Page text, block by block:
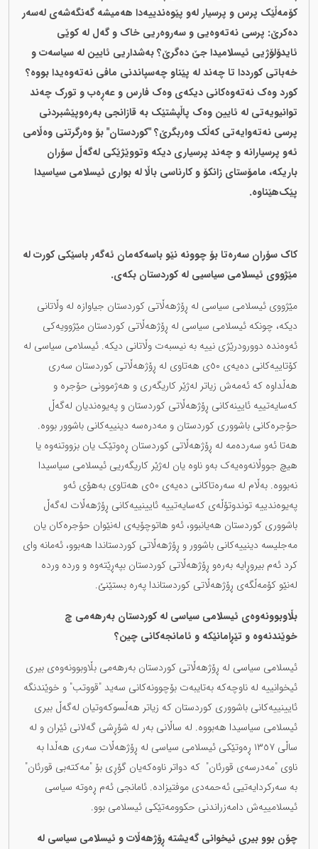
کۆمەڵێک پرس و پرسیار لەو پێوەندییەدا هەمیشە گەنگەشەی لەسەر
دەکرێ: پرسی نەتەوەیی و سەروەریی خاک و گەل لە کوێی
ئایدۆلۆژیی ئیسلامیدا جێ دەگرێ؟ بەشداریی ئایین لە سیاسەت و
خەباتی کورددا تا چەند لە پێناو چەسپاندنی مافی نەتەوەیدا بووە؟
کورد وەک نەتەوەکانی دیکەی وەک فارس و عەڕەب و تورک چەند
توانیویەتی لە ئایین وەک پاڵپشتێک بە قازانجی بەرەوپێشبردنی
پرسی نەتەوایەتی کەڵک وەربگرێ؟ "کوردستان" بۆ وەرگرتنی وەڵامی
ئەو پرسیارانە و چەند پرسیاری دیکە وتووێژێکی لەگەڵ سۆران
باریکە، مامۆستای زانکۆ و کارناسی باڵا لە بواری ئیسلامی سیاسیدا
پێک‌هێناوە.
کاک سۆران سەرەتا بۆ چوونە نێو باسەکەمان ئەگەر باسێکی کورت لە
مێژووی ئیسلامی سیاسیی لە کوردستان بکەی.
مێژووی ئیسلامی سیاسی لە ڕۆژهەڵاتی کوردستان جیاوازە لە وڵاتانی
دیکە، چونکە ئیسلامی سیاسی لە ڕۆژهەڵاتی کوردستان مێژوویەکی
ئەوەندە دوورودرێژی نییە بە نیسبەت وڵاتانی دیکە. ئیسلامی سیاسی لە
کۆتاییەکانی دەیەی ٥٠ی هەتاوی لە ڕۆژهەڵاتی کوردستان سەری
هەڵداوە کە ئەمەش زیاتر لەژێر کاریگەری و هەژموونی حۆجرە و
کەسایەتییە ئایینەکانی ڕۆژهەڵاتی کوردستان و پەیوەندیان لەگەڵ
حۆجرەکانی باشووری کوردستان و مەدرەسە دینییەکانی باشوور بووە.
هەتا ئەو سەردەمە لە ڕۆژهەڵاتی کوردستان ڕەوتێک یان بزووتنەوە یا
هیچ جووڵانەوەیەک بەو ناوە یان لەژێر کاریگەریی ئیسلامی سیاسیدا
نەبووە. بەڵام لە سەرەتاکانی دەیەی ٥٠ی هەتاوی بەهۆی ئەو
پەیوەندییە توندوتۆڵەی کەسایەتییە ئایینییەکانی ڕۆژهەڵات لەگەڵ
باشووری کوردستان هەیانبوو، ئەو هاتوچۆیەی لەنێوان حۆجرەکان یان
مەجلیسە دینییەکانی باشوور و ڕۆژهەڵاتی کوردستاندا هەبوو، ئەمانە وای
کرد ئەم بیروڕایە بەرەو ڕۆژهەڵاتی کوردستان بپەڕێتەوە و وردە وردە
لەنێو کۆمەڵگەی ڕۆژهەڵاتی کوردستاندا پەرە بستێنێ.
بڵاوبوونەوەی ئیسلامی سیاسی لە کوردستان بەرهەمی چ
خوێندنەوە و تێڕامانێکە و ئامانجەکانی چین؟
ئیسلامی سیاسی لە ڕۆژهەڵاتی کوردستان بەرهەمی بڵاوبوونەوەی بیری
ئیخوانییە لە ناوچەکە بەتایبەت بۆچوونەکانی سەید "قووتب" و خوێندنگە
ئایینییەکانی باشووری کوردستان کە زیاتر هەڵسوکەوتیان لەگەڵ بیری
ئیسلامی سیاسیدا هەبووە. لە ساڵانی بەر لە شۆڕشی گەلانی ئێران و لە
ساڵی ١٣٥٧ ڕەوتێکی ئیسلامی سیاسی لە ڕۆژهەڵات سەری هەڵدا بە
ناوی "مەدرسەی قورئان" کە دواتر ناوەکەیان گۆڕی بۆ "مەکتەبی قورئان"
بە سەرکردایەتیی ئەحمەدی موفتیزادە. ئامانجی ئەم ڕەوتە سیاسی
ئیسلامییەش دامەزراندنی حکوومەتێکی ئیسلامی بوو.
چۆن بوو بیری ئیخوانی گەیشتە ڕۆژهەڵات و ئیسلامی سیاسی لە